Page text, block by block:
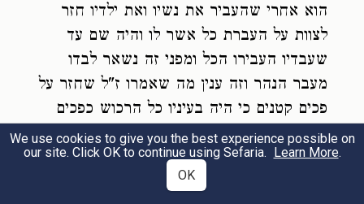
Then he said, “Let me go, for dawn is
breaking.” But he answered, “I will not let
you go, unless you bless me.”
וַיֹּ֥אמֶר אֵלָ֖יו מַה־שְּׁמֶ֑ךָ וַיֹּ֖אמֶר יַעֲקֹֽב׃
Said the other, “What is your name?” He
הוא אחרי שהעביר את נשיו ואת ילדיו חזר
לצוות על העברת כל אשר לו והיה שם עד
שעבדיו העבירו הכל ומפני זה נשאר לבדו
מעבר הנהר וזה ענין מה שאמרו ז"ל שחזר על
פכים קטנים כי היה בעיניו כל הרכוש כפכים
קטני' ביחס הנשים והבנים ובהיותו יחיד שם
ראה איש אחד שנאבק עמו והתמיד בעמל
ההוא עמו כל הלילה עד עלות השחר והיה
We use cookies to give you the best experience possible on
our site. Click OK to continue using Sefaria. Learn More.
OK